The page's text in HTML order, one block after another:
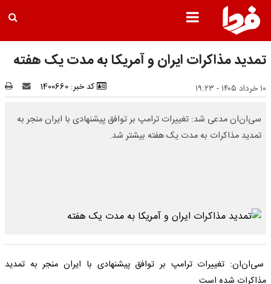
تمدید مذاکرات ایران و آمریکا به مدت یک هفته
۱۰ خرداد ۱۴۰۵ - ۱۹:۲۳ کد خبر: 1400660
سی‌ان‌ان مدعی شد: تغییرات ترامپ بر توافق پیشنهادی با ایران منجر به
تمدید مذاکرات به مدت یک هفته بیشتر شد.
سی‌ان‌ان: تغییرات ترامپ بر توافق پیشنهادی با ایران منجر به تمدید
مذاکرات شده است